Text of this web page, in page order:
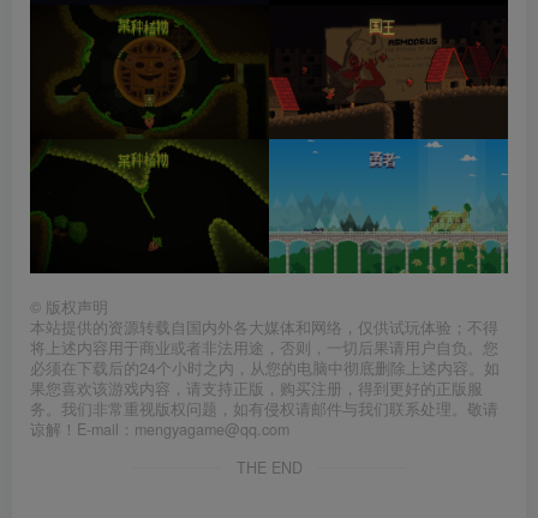
© 版权声明
本站提供的资源转载自国内外各大媒体和网络，仅供试玩体验；不得
将上述内容用于商业或者非法用途，否则，一切后果请用户自负。您
必须在下载后的24个小时之内，从您的电脑中彻底删除上述内容。如
果您喜欢该游戏内容，请支持正版，购买注册，得到更好的正版服
务。我们非常重视版权问题，如有侵权请邮件与我们联系处理。敬请
谅解！E-mail：mengyagame@qq.com
THE END